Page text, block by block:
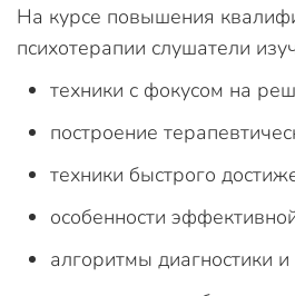
На курсе повышения
психотерапии слушатели
техники с фокусом на
построение
техники быстрого
особенности
алгоритмы диагностики